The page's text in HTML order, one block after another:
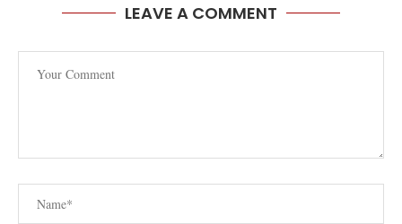
LEAVE A COMMENT